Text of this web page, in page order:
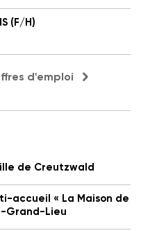
(F/H)
d'emploi
de Creutzwald
accueil « La Maison de
Grand-Lieu